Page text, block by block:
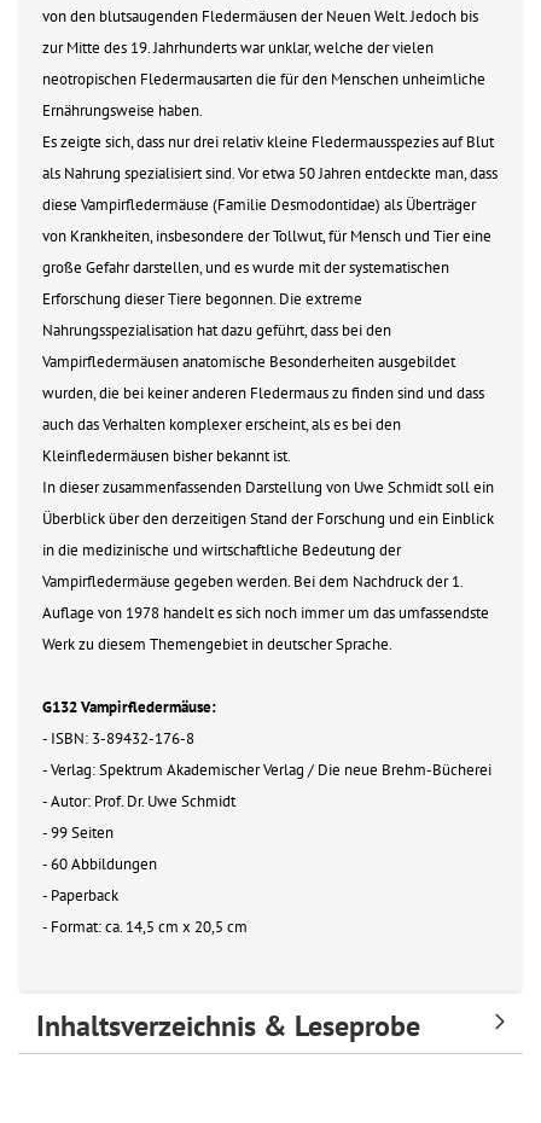
von den blutsaugenden Fledermäusen der Neuen Welt. Jedoch bis
zur Mitte des 19. Jahrhunderts war unklar, welche der vielen
neotropischen Fledermausarten die für den Menschen unheimliche
Ernährungsweise haben.
Es zeigte sich, dass nur drei relativ kleine Fledermausspezies auf Blut
als Nahrung spezialisiert sind. Vor etwa 50 Jahren entdeckte man, dass
diese Vampirfledermäuse (Familie Desmodontidae) als Überträger
von Krankheiten, insbesondere der Tollwut, für Mensch und Tier eine
große Gefahr darstellen, und es wurde mit der systematischen
Erforschung dieser Tiere begonnen. Die extreme
Nahrungsspezialisation hat dazu geführt, dass bei den
Vampirfledermäusen anatomische Besonderheiten ausgebildet
wurden, die bei keiner anderen Fledermaus zu finden sind und dass
auch das Verhalten komplexer erscheint, als es bei den
Kleinfledermäusen bisher bekannt ist.
In dieser zusammenfassenden Darstellung von Uwe Schmidt soll ein
Überblick über den derzeitigen Stand der Forschung und ein Einblick
in die medizinische und wirtschaftliche Bedeutung der
Vampirfledermäuse gegeben werden. Bei dem Nachdruck der 1.
Auflage von 1978 handelt es sich noch immer um das umfassendste
Werk zu diesem Themengebiet in deutscher Sprache.
G132 Vampirfledermäuse:
- ISBN: 3-89432-176-8
- Verlag: Spektrum Akademischer Verlag / Die neue Brehm-Bücherei
- Autor: Prof. Dr. Uwe Schmidt
- 99 Seiten
- 60 Abbildungen
- Paperback
- Format: ca. 14,5 cm x 20,5 cm
Inhaltsverzeichnis & Leseprobe